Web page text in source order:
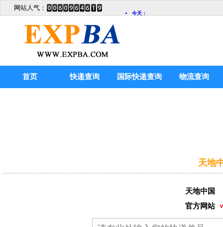
网站人气：
首页 快递查询 国际快递查询 物流查询
天地
天地中国
官方网站